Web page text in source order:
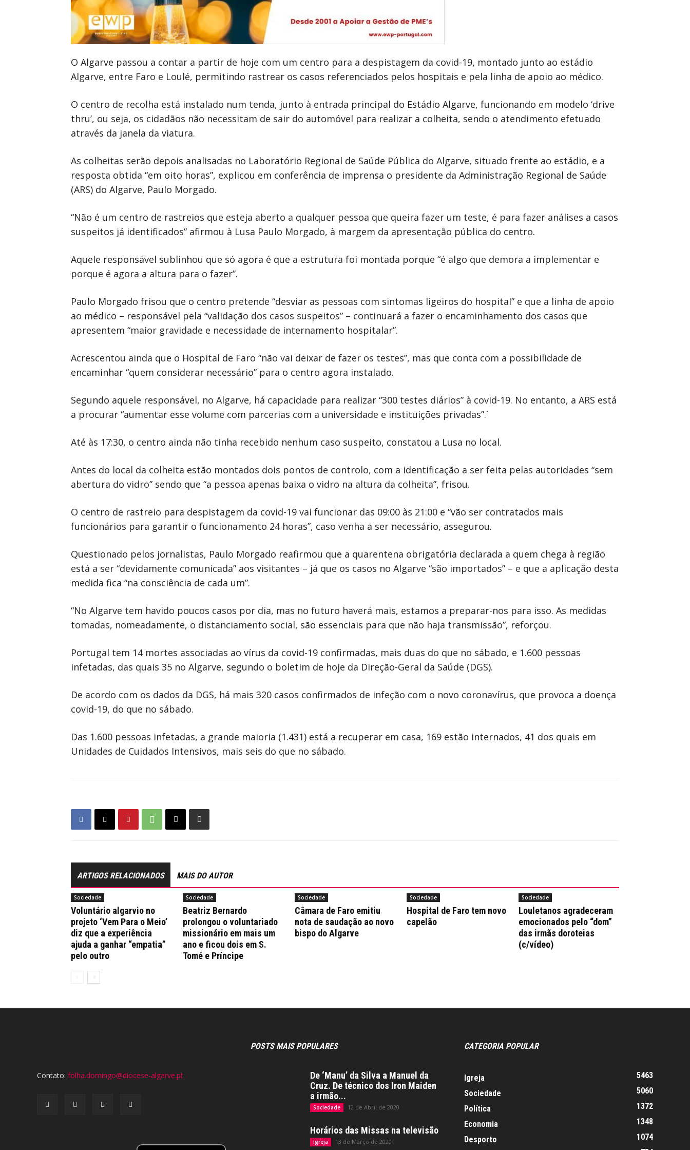
O Algarve passou a contar a partir de hoje com um centro para a despistagem da covid-19, montado junto ao estádio
Algarve, entre Faro e Loulé, permitindo rastrear os casos referenciados pelos hospitais e pela linha de apoio ao médico.
O centro de recolha está instalado num tenda, junto à entrada principal do Estádio Algarve, funcionando em modelo ‘drive
thru’, ou seja, os cidadãos não necessitam de sair do automóvel para realizar a colheita, sendo o atendimento efetuado
através da janela da viatura.
As colheitas serão depois analisadas no Laboratório Regional de Saúde Pública do Algarve, situado frente ao estádio, e a
resposta obtida “em oito horas”, explicou em conferência de imprensa o presidente da Administração Regional de Saúde
(ARS) do Algarve, Paulo Morgado.
“Não é um centro de rastreios que esteja aberto a qualquer pessoa que queira fazer um teste, é para fazer análises a casos
suspeitos já identificados” afirmou à Lusa Paulo Morgado, à margem da apresentação pública do centro.
Aquele responsável sublinhou que só agora é que a estrutura foi montada porque “é algo que demora a implementar e
porque é agora a altura para o fazer”.
Paulo Morgado frisou que o centro pretende “desviar as pessoas com sintomas ligeiros do hospital” e que a linha de apoio
ao médico – responsável pela “validação dos casos suspeitos” – continuará a fazer o encaminhamento dos casos que
apresentem “maior gravidade e necessidade de internamento hospitalar”.
Acrescentou ainda que o Hospital de Faro “não vai deixar de fazer os testes”, mas que conta com a possibilidade de
encaminhar “quem considerar necessário” para o centro agora instalado.
Segundo aquele responsável, no Algarve, há capacidade para realizar “300 testes diários” à covid-19. No entanto, a ARS está
a procurar “aumentar esse volume com parcerias com a universidade e instituições privadas”.´
Até às 17:30, o centro ainda não tinha recebido nenhum caso suspeito, constatou a Lusa no local.
Antes do local da colheita estão montados dois pontos de controlo, com a identificação a ser feita pelas autoridades “sem
abertura do vidro” sendo que “a pessoa apenas baixa o vidro na altura da colheita”, frisou.
O centro de rastreio para despistagem da covid-19 vai funcionar das 09:00 às 21:00 e “vão ser contratados mais
funcionários para garantir o funcionamento 24 horas”, caso venha a ser necessário, assegurou.
Questionado pelos jornalistas, Paulo Morgado reafirmou que a quarentena obrigatória declarada a quem chega à região
está a ser “devidamente comunicada” aos visitantes – já que os casos no Algarve “são importados” – e que a aplicação desta
medida fica “na consciência de cada um”.
“No Algarve tem havido poucos casos por dia, mas no futuro haverá mais, estamos a preparar-nos para isso. As medidas
tomadas, nomeadamente, o distanciamento social, são essenciais para que não haja transmissão”, reforçou.
Portugal tem 14 mortes associadas ao vírus da covid-19 confirmadas, mais duas do que no sábado, e 1.600 pessoas
infetadas, das quais 35 no Algarve, segundo o boletim de hoje da Direção-Geral da Saúde (DGS).
De acordo com os dados da DGS, há mais 320 casos confirmados de infeção com o novo coronavírus, que provoca a doença
covid-19, do que no sábado.
Das 1.600 pessoas infetadas, a grande maioria (1.431) está a recuperar em casa, 169 estão internados, 41 dos quais em
Unidades de Cuidados Intensivos, mais seis do que no sábado.
ARTIGOS RELACIONADOS MAIS DO AUTOR
Sociedade
Voluntário algarvio no
projeto ‘Vem Para o Meio’
diz que a experiência
ajuda a ganhar “empatia”
pelo outro
Sociedade
Beatriz Bernardo
prolongou o voluntariado
missionário em mais um
ano e ficou dois em S.
Tomé e Príncipe
Sociedade
Câmara de Faro emitiu
nota de saudação ao novo
bispo do Algarve
Sociedade
Hospital de Faro tem novo
capelão
Sociedade
Louletanos agradeceram
emocionados pelo “dom”
das irmãs doroteias
(c/vídeo)
Contato: folha.domingo@diocese-algarve.pt
POSTS MAIS POPULARES
De ‘Manu’ da Silva a Manuel da
Cruz. De técnico dos Iron Maiden
a irmão...
Sociedade 12 de Abril de 2020
Horários das Missas na televisão
Igreja 13 de Março de 2020
CATEGORIA POPULAR
Igreja
5463
Sociedade
5060
Política
1372
Economia
1348
Desporto
1074